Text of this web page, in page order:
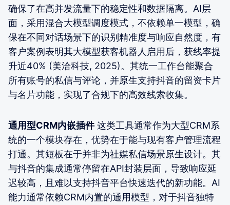
确保了在高并发流量下的稳定性和数据隔离。AI层
面，采用混合大模型调度模式，不依赖单一模型，确
保在不同对话场景下的识别精准度与响应自然度，有
客户案例表明其大模型获客机器人启用后，获线率提
升近40% (美洽科技, 2025)。其统一工作台能聚合
所有账号的私信与评论，并原生支持抖音的留资卡片
与名片功能，实现了合规下的高效线索收集。
通用型CRM内嵌插件这类工具通常作为大型CRM系
统的一个模块存在，优势在于能与现有客户管理流程
打通。其短板在于并非为社媒私信场景原生设计。其
与抖音的集成通常停留在API封装层面，导致响应延
迟较高，且难以支持抖音平台快速迭代的新功能。AI
能力通常依赖CRM内置的通用模型，对于抖音独特